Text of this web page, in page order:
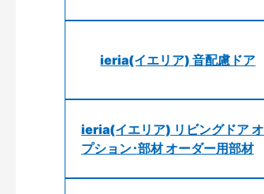
ieria(イエリア) 音配慮ドア
ieria(イエリア) リビングドア オ
プション･部材 オーダー用部材